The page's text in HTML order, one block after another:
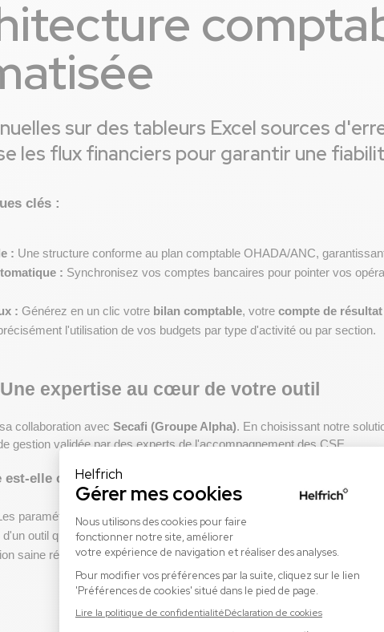
sur des tableurs Excel sources
les flux financiers pour garantir une
clés :
: Une structure conforme au plan comptable OHADA/ANC,
: Synchronisez vos comptes bancaires pour pointer vos
: Générez en un clic votre bilan comptable, votre compte de résultat
l'utilisation de vos budgets par type d'activité ou par section.
expertise au cœur de votre outil
collaboration avec Secafi (Groupe Alpha). En choisissant notre
gestion validée par des experts de l'accompagnement des CSE.
est-elle cruciale ?
Les paramétrages comptables sont pensés pour répondre aux dernières
d'un outil qui parle le langage des experts-comptables, facilitant ainsi la
saine réduit drastiquement les risques lors d'un contrôle URSSAF,